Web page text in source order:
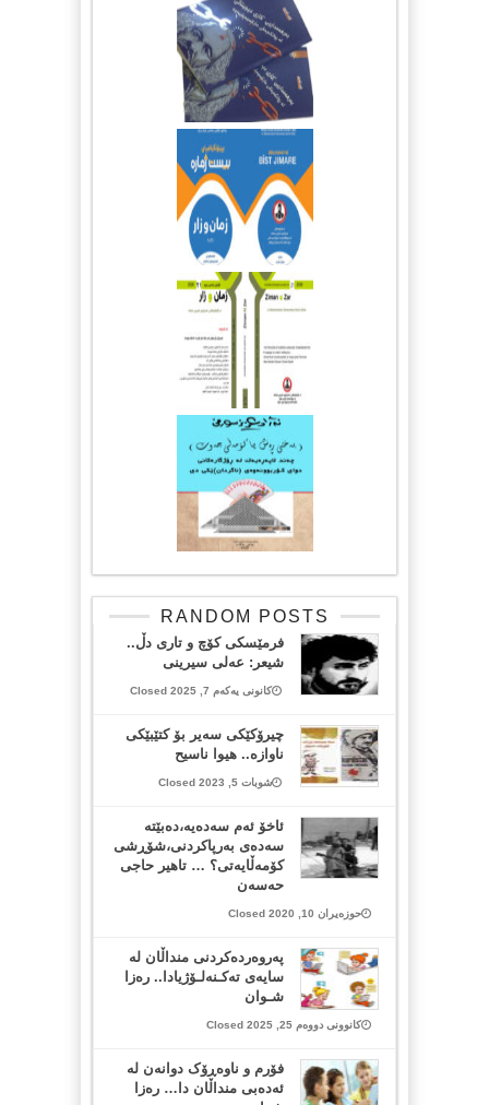
RANDOM POSTS
فرمێسكی كۆچ و تاری دڵ..
شیعر: عەلی سیرینی
کانونی یەکەم 7, 2025 Closed
چیرۆکێکی سه‌یر بۆ کتێبێکی
ناوازه.. هیوا ناسیح
شوبات 5, 2023 Closed
ئاخۆ ئەم سەدەیە،دەبێتە
سەدەی بەرپاکردنی،شۆڕشی
کۆمەڵایەتی؟ … تاهیر حاجی
حەسەن
حوزەیران 10, 2020 Closed
پەروەردەکردنی منداڵان لە
سایەی تەکـنەلـۆژیادا.. رەزا
شـوان
کانوونی دووەم 25, 2025 Closed
فۆرم و ناوەڕۆک دوانەن لە
ئەدەبی منداڵان دا… رەزا